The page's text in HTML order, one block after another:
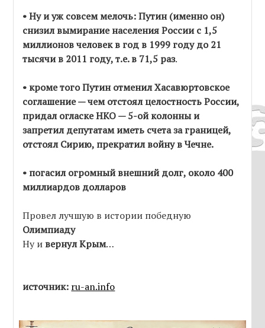
• Ну и уж совсем мелочь: Путин (именно он)
снизил вымирание населения России с 1,5
миллионов человек в год в 1999 году до 21
тысячи в 2011 году, т.е. в 71,5 раз.
• кроме того Путин отменил Хасавюртовское
соглашение — чем отстоял целостность России,
придал огласке НКО — 5-ой колонны и
запретил депутатам иметь счета за границей,
отстоял Сирию, прекратил войну в Чечне.
• погасил огромный внешний долг, около 400
миллиардов долларов
Провел лучшую в истории победную
Олимпиаду
Ну и вернул Крым…
источник: ru-an.info